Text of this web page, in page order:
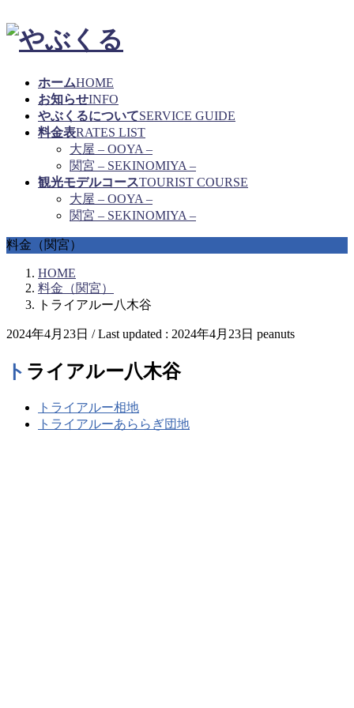
ホームHOME
お知らせINFO
やぶくるについてSERVICE GUIDE
料金表RATES LIST
大屋 – OOYA –
関宮 – SEKINOMIYA –
観光モデルコースTOURIST COURSE
大屋 – OOYA –
関宮 – SEKINOMIYA –
料金（関宮）
HOME
料金（関宮）
トライアルー八木谷
2024年4月23日 / Last updated : 2024年4月23日 peanuts
トライアルー八木谷
トライアルー相地
トライアルーあららぎ団地